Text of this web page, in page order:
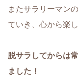
またサラリーマン
ていき、心から楽
脱サラしてからは
ました！